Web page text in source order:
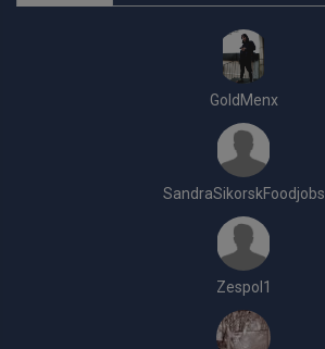
GoldMenx
SandraSikorskFoodjobs
Zespol1